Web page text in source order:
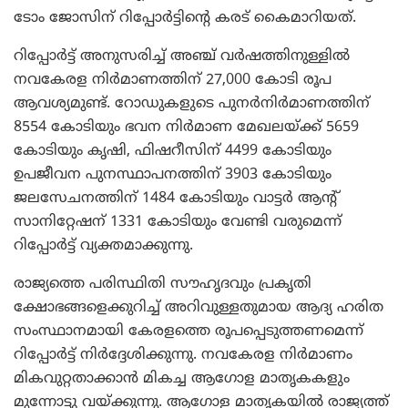
ടോം ജോസിന് റിപ്പോര്‍ട്ടിന്റെ കരട് കൈമാറിയത്.
റിപ്പോര്‍ട്ട് അനുസരിച്ച് അഞ്ച് വര്‍ഷത്തിനുള്ളില്‍
നവകേരള നിര്‍മാണത്തിന് 27,000 കോടി രൂപ
ആവശ്യമുണ്ട്. റോഡുകളുടെ പുനര്‍നിര്‍മാണത്തിന്
8554 കോടിയും ഭവന നിര്‍മാണ മേഖലയ്ക്ക് 5659
കോടിയും കൃഷി, ഫിഷറീസിന് 4499 കോടിയും
ഉപജീവന പുനസ്ഥാപനത്തിന് 3903 കോടിയും
ജലസേചനത്തിന് 1484 കോടിയും വാട്ടര്‍ ആന്റ്
സാനിറ്റേഷന് 1331 കോടിയും വേണ്ടി വരുമെന്ന്
റിപ്പോര്‍ട്ട് വ്യക്തമാക്കുന്നു.
രാജ്യത്തെ പരിസ്ഥിതി സൗഹൃദവും പ്രകൃതി
ക്ഷോഭങ്ങളെക്കുറിച്ച് അറിവുള്ളതുമായ ആദ്യ ഹരിത
സംസ്ഥാനമായി കേരളത്തെ രൂപപ്പെടുത്തണമെന്ന്
റിപ്പോര്‍ട്ട് നിര്‍ദ്ദേശിക്കുന്നു. നവകേരള നിര്‍മാണം
മികവുറ്റതാക്കാന്‍ മികച്ച ആഗോള മാതൃകകളും
മുന്നോട്ടു വയ്ക്കുന്നു. ആഗോള മാതൃകയില്‍ രാജ്യത്ത്